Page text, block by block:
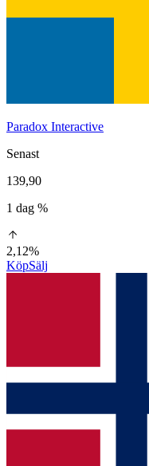
Paradox Interactive
Senast
139,90
1 dag %
2,12%
KöpSälj